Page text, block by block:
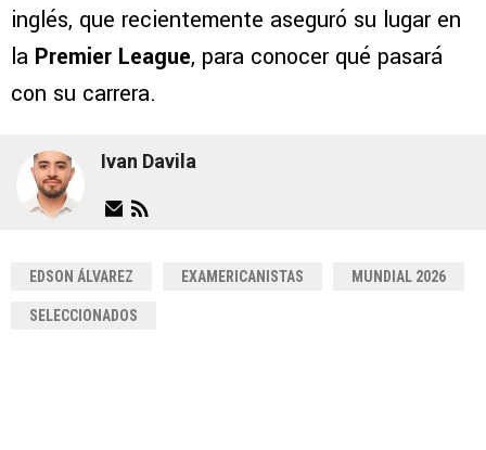
inglés, que recientemente aseguró su lugar en
la Premier League, para conocer qué pasará
con su carrera.
Ivan Davila
EDSON ÁLVAREZ EXAMERICANISTAS MUNDIAL 2026
SELECCIONADOS